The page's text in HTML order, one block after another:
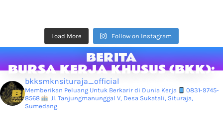
Load More Follow on Instagram
BERITA
BURSA KERJA KHUSUS (BKK):
bkksmknsituraja_official
Memberikan Peluang Untuk Berkarir di Dunia Kerja
0831-9745-
8568
Jl. Tanjungmanunggal V, Desa Sukatali, Situraja,
Sumedang